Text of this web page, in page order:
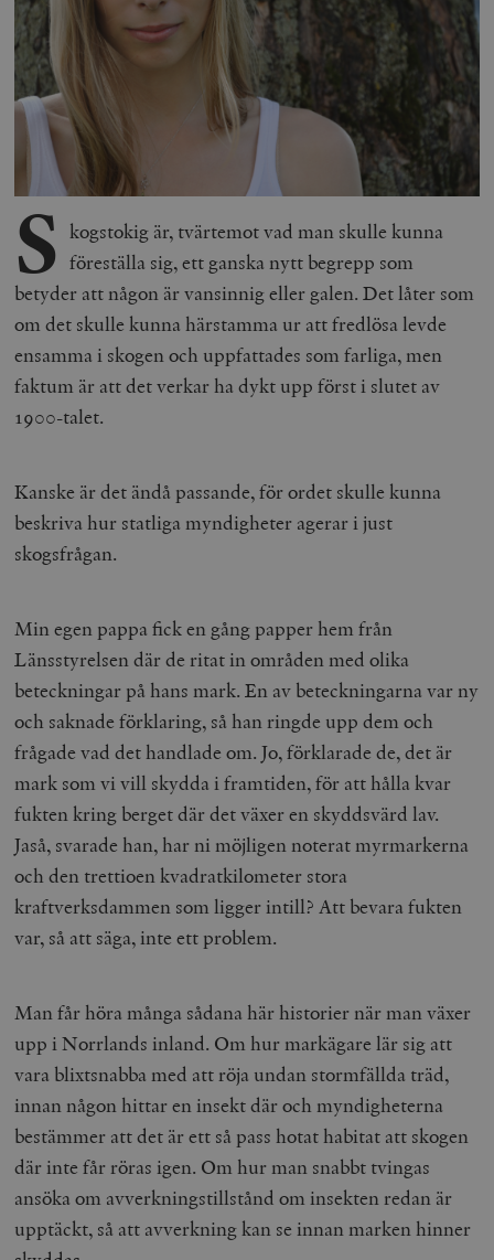
S kogstokig är, tvärtemot vad man skulle kunna
föreställa sig, ett ganska nytt begrepp som
betyder att någon är vansinnig eller galen. Det låter som
om det skulle kunna härstamma ur att fredlösa levde
ensamma i skogen och uppfattades som farliga, men
faktum är att det verkar ha dykt upp först i slutet av
1900-talet.
Kanske är det ändå passande, för ordet skulle kunna
beskriva hur statliga myndigheter agerar i just
skogsfrågan.
Min egen pappa fick en gång papper hem från
Länsstyrelsen där de ritat in områden med olika
beteckningar på hans mark. En av beteckningarna var ny
och saknade förklaring, så han ringde upp dem och
frågade vad det handlade om. Jo, förklarade de, det är
mark som vi vill skydda i framtiden, för att hålla kvar
fukten kring berget där det växer en skyddsvärd lav.
Jaså, svarade han, har ni möjligen noterat myrmarkerna
och den trettioen kvadratkilometer stora
kraftverksdammen som ligger intill? Att bevara fukten
var, så att säga, inte ett problem.
Man får höra många sådana här historier när man växer
upp i Norrlands inland. Om hur markägare lär sig att
vara blixtsnabba med att röja undan stormfällda träd,
innan någon hittar en insekt där och myndigheterna
bestämmer att det är ett så pass hotat habitat att skogen
där inte får röras igen. Om hur man snabbt tvingas
ansöka om avverkningstillstånd om insekten redan är
upptäckt, så att avverkning kan se innan marken hinner